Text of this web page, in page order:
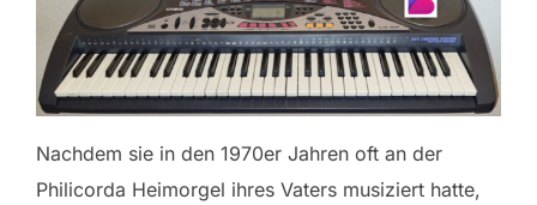
Nachdem sie in den 1970er Jahren oft an der
Philicorda Heimorgel ihres Vaters musiziert hatte,